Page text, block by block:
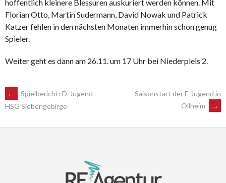
hoffentlich kleinere Blessuren auskuriert werden können. Mit
Florian Otto, Martin Sudermann, David Nowak und Patrick
Katzer fehlen in den nächsten Monaten immerhin schon genug
Spieler.
Weiter geht es dann am 26.11. um 17 Uhr bei Niederpleis 2.
POST
NAVIGATION
←
Spielbericht: D-Jugend –
HSG Siebengebirge
Saisonstart der F-Jugend in
Ollheim
→